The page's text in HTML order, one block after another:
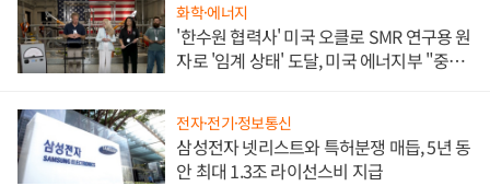
화학·에너지
'한수원 협력사' 미국 오클로 SMR 연구용 원
자로 '임계 상태' 도달, 미국 에너지부 "중요
전자·전기·정보통신
삼성전자 넷리스트와 특허분쟁 매듭, 5년 동
안 최대 1.3조 라이선스비 지급